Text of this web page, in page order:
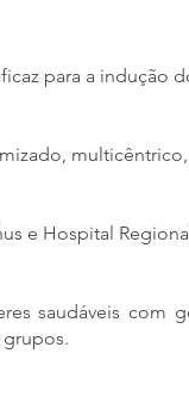
para a indução
e Hospital
saudáveis ​​com